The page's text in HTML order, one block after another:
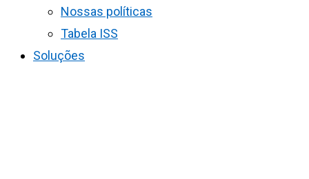
Nossas políticas
Tabela ISS
Soluções